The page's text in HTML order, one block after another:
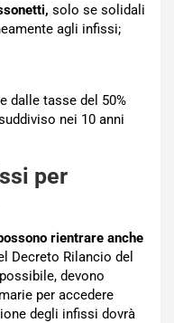
solo se solidali
agli infissi;
dalle tasse del 50%
nei 10 anni
per
rientrare anche
Decreto Rilancio del
devono
per accedere
degli infissi dovrà